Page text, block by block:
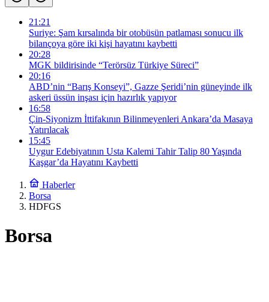
21:21
Suriye: Şam kırsalında bir otobüsün patlaması sonucu ilk
bilançoya göre iki kişi hayatını kaybetti
20:28
MGK bildirisinde “Terörsüz Türkiye Süreci”
20:16
ABD’nin “Barış Konseyi”, Gazze Şeridi’nin güneyinde ilk
askeri üssün inşası için hazırlık yapıyor
16:58
Çin-Siyonizm İttifakının Bilinmeyenleri Ankara’da Masaya
Yatırılacak
15:45
Uygur Edebiyatının Usta Kalemi Tahir Talip 80 Yaşında
Kaşgar’da Hayatını Kaybetti
Haberler
Borsa
HDFGS
Borsa